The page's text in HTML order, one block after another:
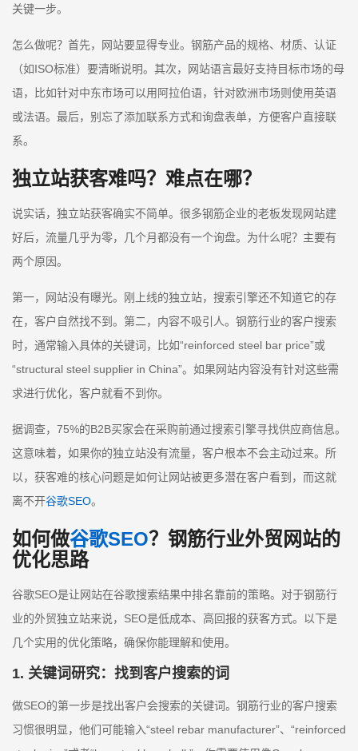
关键一步。
怎么做呢？首先，网站要显得专业。钢筋产品的规格、材质、认证
（如ISO标准）要清晰说明。其次，网站语言最好支持目标市场的母
语，比如针对中东市场可以用阿拉伯语，针对欧洲市场则使用英语
或法语。最后，别忘了添加联系方式和询盘表单，方便客户直接联
系。
独立站获客难吗？难点在哪？
说实话，独立站获客确实不简单。很多钢筋企业的老板发现网站建
好后，流量几乎为零，几个月都没有一个询盘。为什么呢？主要有
两个原因。
第一，网站没有曝光。刚上线的独立站，搜索引擎还不知道它的存
在，客户自然找不到。第二，内容不吸引人。钢筋行业的客户搜索
时，通常输入具体的关键词，比如“reinforced steel bar price”或
“structural steel supplier in China”。如果网站内容没有针对这些需
求进行优化，客户就看不到你。
据调查，75%的B2B买家会在采购前通过搜索引擎寻找供应商信息。
这意味着，如果你的独立站没有流量，客户根本不会主动过来。所
以，获客难的核心问题是如何让网站被更多潜在客户看到，而这就
离不开谷歌SEO。
如何做谷歌SEO？钢筋行业外贸网站的
优化思路
谷歌SEO是让网站在谷歌搜索结果中排名靠前的策略。对于钢筋行
业的外贸独立站来说，SEO是低成本、高回报的获客方式。以下是
几个实用的优化策略，确保你能理解和使用。
1. 关键词研究：找到客户搜索的词
做SEO的第一步是找出客户会搜索的关键词。钢筋行业的客户搜索
习惯很明显，他们可能输入“steel rebar manufacturer”、“reinforced